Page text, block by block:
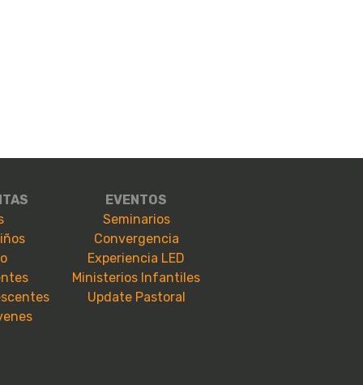
EVENTOS
Seminarios
Convergencia
Experiencia LED
Ministerios Infantiles
Update Pastoral